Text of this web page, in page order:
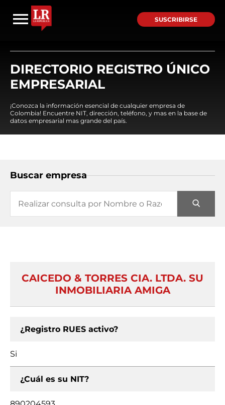
SUSCRIBIRSE
DIRECTORIO REGISTRO ÚNICO
EMPRESARIAL
¡Conozca la información esencial de cualquier empresa de
Colombia! Encuentre NIT, dirección, teléfono, y mas en la base de
datos empresarial mas grande del país.
Buscar empresa
CAICEDO & TORRES CIA. LTDA. SU
INMOBILIARIA AMIGA
¿Registro RUES activo?
Si
¿Cuál es su NIT?